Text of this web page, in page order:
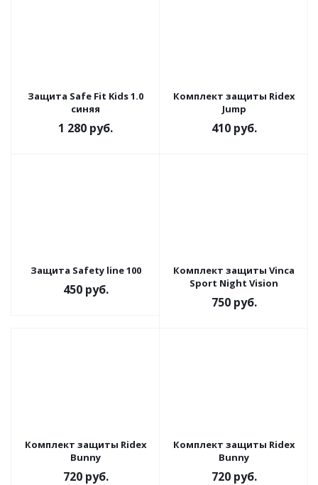
Защита Safe Fit Kids 1.0
синяя
1 280 руб.
Комплект защиты Ridex
Jump
410руб.
Защита Safety line 100
450руб.
Комплект защиты Vinca
Sport Night Vision
750руб.
Комплект защиты Ridex
Bunny
720руб.
Комплект защиты Ridex
Bunny
720руб.